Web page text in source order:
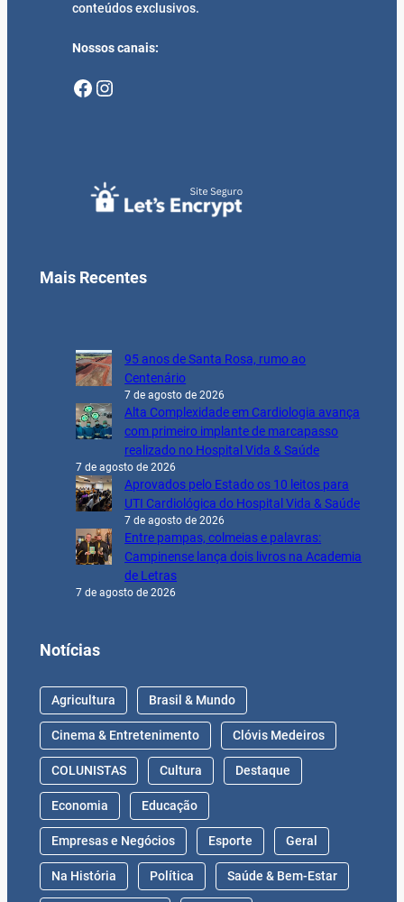
conteúdos exclusivos.
Nossos canais:
Facebook Instagram
Mais Recentes
95 anos de Santa Rosa, rumo ao
Centenário
7 de agosto de 2026
Alta Complexidade em Cardiologia avança
com primeiro implante de marcapasso
realizado no Hospital Vida & Saúde
7 de agosto de 2026
Aprovados pelo Estado os 10 leitos para
UTI Cardiológica do Hospital Vida & Saúde
7 de agosto de 2026
Entre pampas, colmeias e palavras:
Campinense lança dois livros na Academia
de Letras
7 de agosto de 2026
Notícias
Agricultura Brasil & Mundo
Cinema & Entretenimento Clóvis Medeiros
COLUNISTAS Cultura Destaque
Economia Educação
Empresas e Negócios Esporte Geral
Na História Política Saúde & Bem-Estar